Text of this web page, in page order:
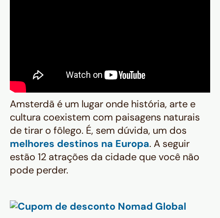
Amsterdã é um lugar onde história, arte e
cultura coexistem com paisagens naturais
de tirar o fôlego. É, sem dúvida, um dos
melhores destinos na Europa. A seguir
estão 12 atrações da cidade que você não
pode perder.